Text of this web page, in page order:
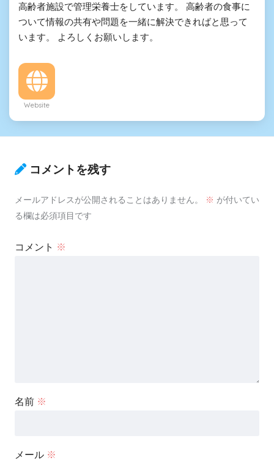
高齢者施設で管理栄養士をしています。 高齢者の食事に
ついて情報の共有や問題を一緒に解決できればと思って
います。 よろしくお願いします。
Website
コメントを残す
メールアドレスが公開されることはありません。 ※ が付いてい
る欄は必須項目です
コメント ※
名前 ※
メール ※